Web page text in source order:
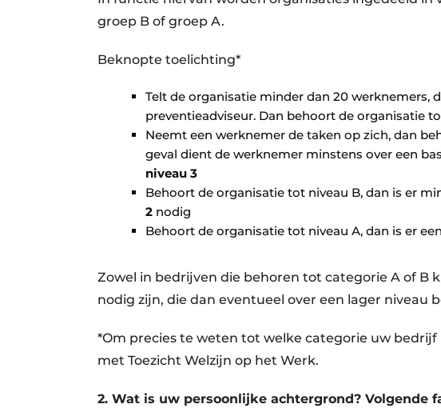
groep B of groep A.
Beknopte toelichting*
Telt de organisatie minder dan 20 werknemers,
preventieadviseur. Dan behoort de organisatie
Neemt een werknemer de taken op zich, dan
geval dient de werknemer minstens over een
niveau 3
Behoort de organisatie tot niveau B, dan is er
2 nodig
Behoort de organisatie tot niveau A, dan is er een
Zowel in bedrijven die behoren tot categorie A of B
nodig zijn, die dan eventueel over een lager niveau
*Om precies te weten tot welke categorie uw
met Toezicht Welzijn op het Werk.
2. Wat is uw persoonlijke achtergrond? Volgende